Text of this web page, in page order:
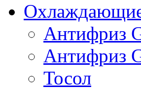
Антифриз
Антифриз
Тосол